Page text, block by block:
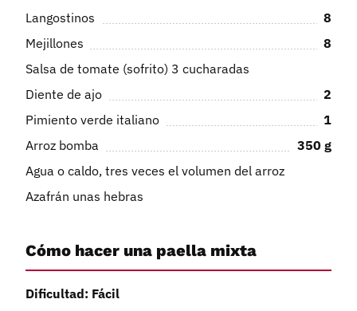
Langostinos
8
Mejillones
8
Salsa de tomate (sofrito) 3 cucharadas
Diente de ajo
2
Pimiento verde italiano
1
Arroz bomba
350 g
Agua o caldo, tres veces el volumen del arroz
Azafrán unas hebras
Cómo hacer una paella mixta
Dificultad: Fácil